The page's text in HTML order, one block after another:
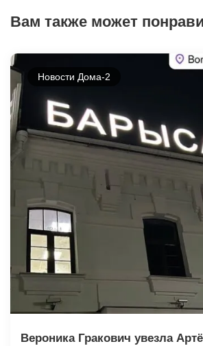
Вам также может
Новости Дома-2
Вероника Гракович увезла